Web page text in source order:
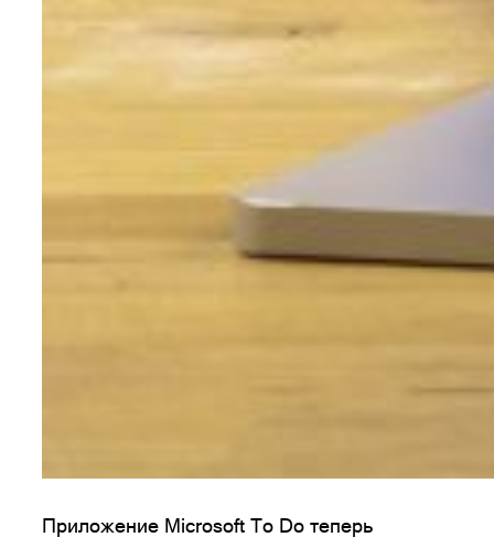
Приложение Microsoft To Do теперь